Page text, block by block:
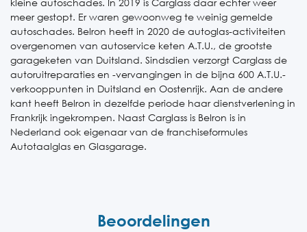
kleine autoschades. In 2019 is Carglass daar echter weer
meer gestopt. Er waren gewoonweg te weinig gemelde
autoschades. Belron heeft in 2020 de autoglas-activiteiten
overgenomen van autoservice keten A.T.U., de grootste
garageketen van Duitsland. Sindsdien verzorgt Carglass de
autoruitreparaties en -vervangingen in de bijna 600 A.T.U.-
verkooppunten in Duitsland en Oostenrijk. Aan de andere
kant heeft Belron in dezelfde periode haar dienstverlening in
Frankrijk ingekrompen. Naast Carglass is Belron is in
Nederland ook eigenaar van de franchiseformules
Autotaalglas en Glasgarage.
Beoordelingen